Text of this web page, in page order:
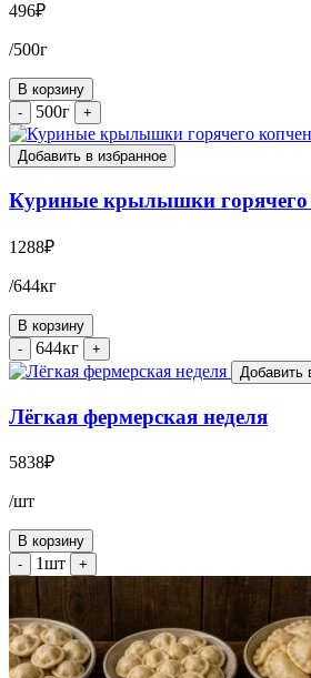
496₽
/500г
В корзину
-
500г +
Добавить в избранное
Куриные крылышки горячего
1288₽
/644кг
В корзину
-
644кг
+
Добавить
Лёгкая фермерская неделя
5838₽
/шт
В корзину
-
1шт +